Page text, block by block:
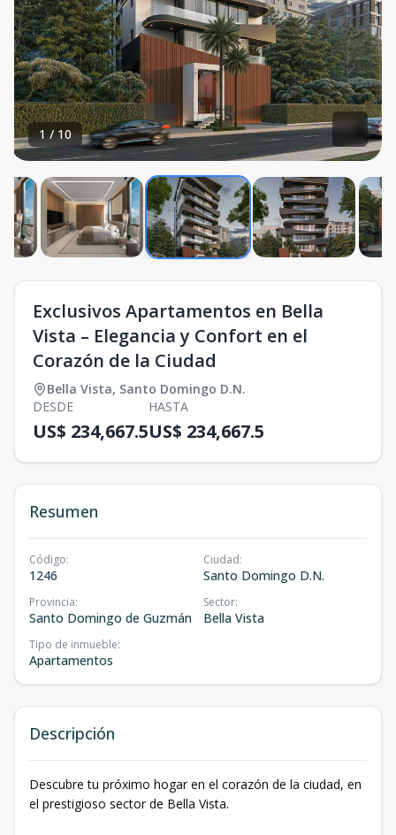
1/10
Exclusivos Apartamentos en Bella
Vista – Elegancia y Confort en el
Corazón de la Ciudad
Bella Vista, Santo Domingo D.N.
DESDE
US$ 234,667.5
HASTA
US$ 234,667.5
Resumen
Código:
1246
Ciudad:
Santo Domingo D.N.
Provincia:
Santo Domingo de Guzmán
Sector:
Bella Vista
Tipo de inmueble:
Apartamentos
Descripción
Descubre tu próximo hogar en el corazón de la ciudad, en
el prestigioso sector de Bella Vista.